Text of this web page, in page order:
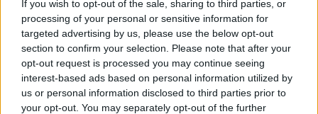
If you wish to opt-out of the sale, sharing to third parties, or
processing of your personal or sensitive information for
targeted advertising by us, please use the below opt-out
section to confirm your selection. Please note that after your
opt-out request is processed you may continue seeing
interest-based ads based on personal information utilized by
us or personal information disclosed to third parties prior to
your opt-out. You may separately opt-out of the further
Ο γιος τους, ο οποίος ζήτησε να παραμείνει
ανώνυμος, είπε στο BBC ότι ήταν μια «περίεργη
μέρα» που έχασε και τους δύο γονείς του.
«Θυμάμαι ότι είχαμε δείπνο το βράδυ και δάκρυσα
μόνο που μας έβλεπα να έχουμε όλοι μαζί εκείνο
το τελευταίο δείπνο», είπε στο ρεπορτάζ. «Το